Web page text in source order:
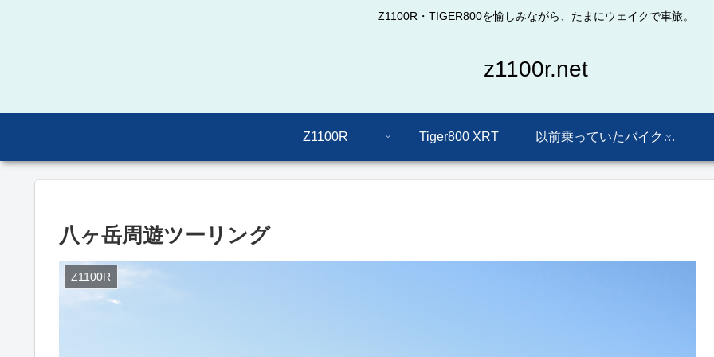
Z1100R・TIGER800を愉しみながら、たまにウェイクで車旅。
z1100r.net
Z1100R Tiger800 XRT 以前乗っていたバイクたち
八ヶ岳周遊ツーリング
Z1100R